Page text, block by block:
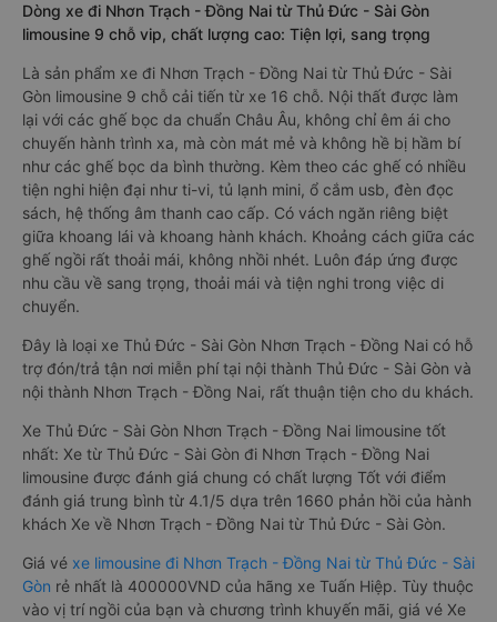
Dòng xe đi Nhơn Trạch - Đồng Nai từ Thủ Đức - Sài Gòn
limousine 9 chỗ vip, chất lượng cao: Tiện lợi, sang trọng
Là sản phẩm xe đi Nhơn Trạch - Đồng Nai từ Thủ Đức - Sài
Gòn limousine 9 chỗ cải tiến từ xe 16 chỗ. Nội thất được làm
lại với các ghế bọc da chuẩn Châu Âu, không chỉ êm ái cho
chuyến hành trình xa, mà còn mát mẻ và không hề bị hầm bí
như các ghế bọc da bình thường. Kèm theo các ghế có nhiều
tiện nghi hiện đại như ti-vi, tủ lạnh mini, ổ cắm usb, đèn đọc
sách, hệ thống âm thanh cao cấp. Có vách ngăn riêng biệt
giữa khoang lái và khoang hành khách. Khoảng cách giữa các
ghế ngồi rất thoải mái, không nhồi nhét. Luôn đáp ứng được
nhu cầu về sang trọng, thoải mái và tiện nghi trong việc di
chuyển.
Đây là loại xe Thủ Đức - Sài Gòn Nhơn Trạch - Đồng Nai có hỗ
trợ đón/trả tận nơi miễn phí tại nội thành Thủ Đức - Sài Gòn và
nội thành Nhơn Trạch - Đồng Nai, rất thuận tiện cho du khách.
Xe Thủ Đức - Sài Gòn Nhơn Trạch - Đồng Nai limousine tốt
nhất: Xe từ Thủ Đức - Sài Gòn đi Nhơn Trạch - Đồng Nai
limousine được đánh giá chung có chất lượng Tốt với điểm
đánh giá trung bình từ 4.1/5 dựa trên 1660 phản hồi của hành
khách Xe về Nhơn Trạch - Đồng Nai từ Thủ Đức - Sài Gòn.
Giá vé xe limousine đi Nhơn Trạch - Đồng Nai từ Thủ Đức - Sài
Gòn rẻ nhất là 400000VND của hãng xe Tuấn Hiệp. Tùy thuộc
vào vị trí ngồi của bạn và chương trình khuyến mãi, giá vé Xe